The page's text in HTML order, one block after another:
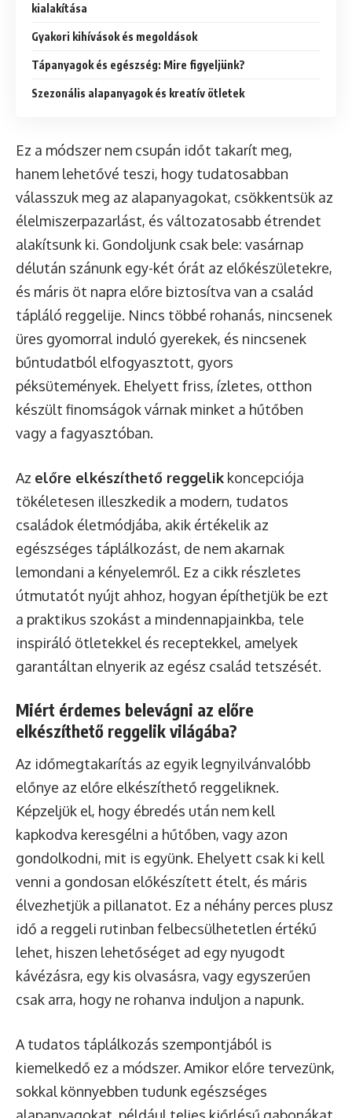
kialakítása
Gyakori kihívások és megoldások
Tápanyagok és egészség: Mire figyeljünk?
Szezonális alapanyagok és kreatív ötletek
Ez a módszer nem csupán időt takarít meg,
hanem lehetővé teszi, hogy tudatosabban
válasszuk meg az alapanyagokat, csökkentsük az
élelmiszerpazarlást, és változatosabb étrendet
alakítsunk ki. Gondoljunk csak bele: vasárnap
délután szánunk egy-két órát az előkészületekre,
és máris öt napra előre biztosítva van a család
tápláló reggelije. Nincs többé rohanás, nincsenek
üres gyomorral induló gyerekek, és nincsenek
bűntudatból elfogyasztott, gyors
péksütemények. Ehelyett friss, ízletes, otthon
készült finomságok várnak minket a hűtőben
vagy a fagyasztóban.
Az előre elkészíthető reggelik koncepciója
tökéletesen illeszkedik a modern, tudatos
családok életmódjába, akik értékelik az
egészséges táplálkozást, de nem akarnak
lemondani a kényelemről. Ez a cikk részletes
útmutatót nyújt ahhoz, hogyan építhetjük be ezt
a praktikus szokást a mindennapjainkba, tele
inspiráló ötletekkel és receptekkel, amelyek
garantáltan elnyerik az egész család tetszését.
Miért érdemes belevágni az előre
elkészíthető reggelik világába?
Az időmegtakarítás az egyik legnyilvánvalóbb
előnye az előre elkészíthető reggeliknek.
Képzeljük el, hogy ébredés után nem kell
kapkodva keresgélni a hűtőben, vagy azon
gondolkodni, mit is együnk. Ehelyett csak ki kell
venni a gondosan előkészített ételt, és máris
élvezhetjük a pillanatot. Ez a néhány perces plusz
idő a reggeli rutinban felbecsülhetetlen értékű
lehet, hiszen lehetőséget ad egy nyugodt
kávézásra, egy kis olvasásra, vagy egyszerűen
csak arra, hogy ne rohanva induljon a napunk.
A tudatos táplálkozás szempontjából is
kiemelkedő ez a módszer. Amikor előre tervezünk,
sokkal könnyebben tudunk egészséges